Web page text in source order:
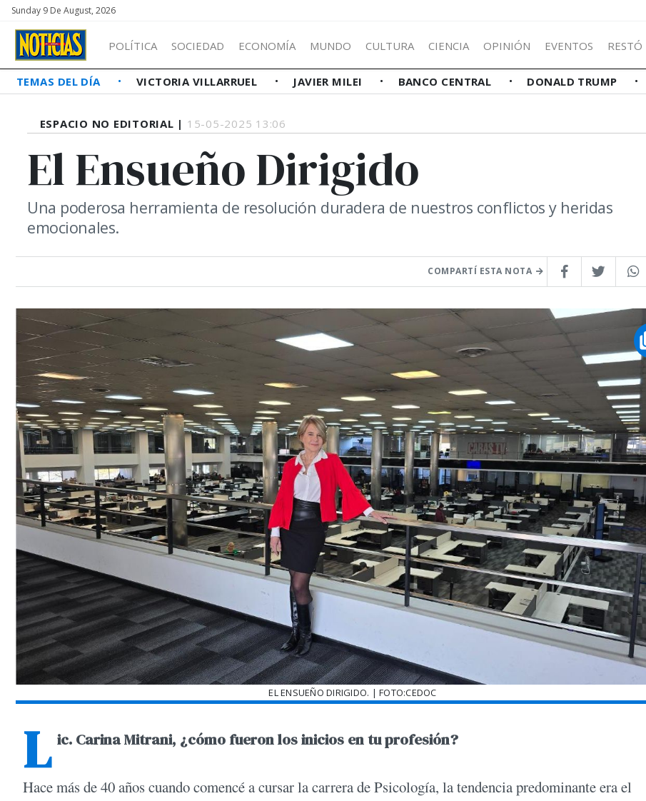
Sunday 9 De August, 2026
POLÍTICA SOCIEDAD ECONOMÍA MUNDO CULTURA CIENCIA OPINIÓN EVENTOS RESTÓ
TEMAS DEL DÍA VICTORIA VILLARRUEL JAVIER MILEI BANCO CENTRAL DONALD TRUMP
ESPACIO NO EDITORIAL | 15-05-2025 13:06
El Ensueño Dirigido
Una poderosa herramienta de resolución duradera de nuestros conflictos y heridas
emocionales.
COMPARTÍ ESTA NOTA
EL ENSUEÑO DIRIGIDO. | FOTO:CEDOC
L ic. Carina Mitrani, ¿cómo fueron los inicios en tu profesión?
Hace más de 40 años cuando comencé a cursar la carrera de Psicología, la tendencia predominante era el